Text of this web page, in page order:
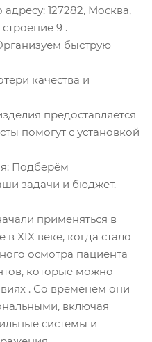
127282, Москва,
9 .
быструю
качества и
предоставляется
помогут с установкой
Подберём
задачи и бюджет.
применяться в
XIX веке, когда стало
осмотра пациента
которые можно
. Со временем они
включая
системы и